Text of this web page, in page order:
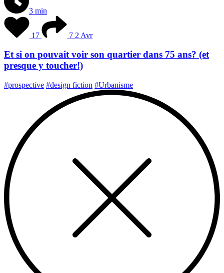
3 min
17 7 2 Avr
Et si on pouvait voir son quartier dans 75 ans? (et
presque y toucher!)
#prospective #design fiction #Urbanisme